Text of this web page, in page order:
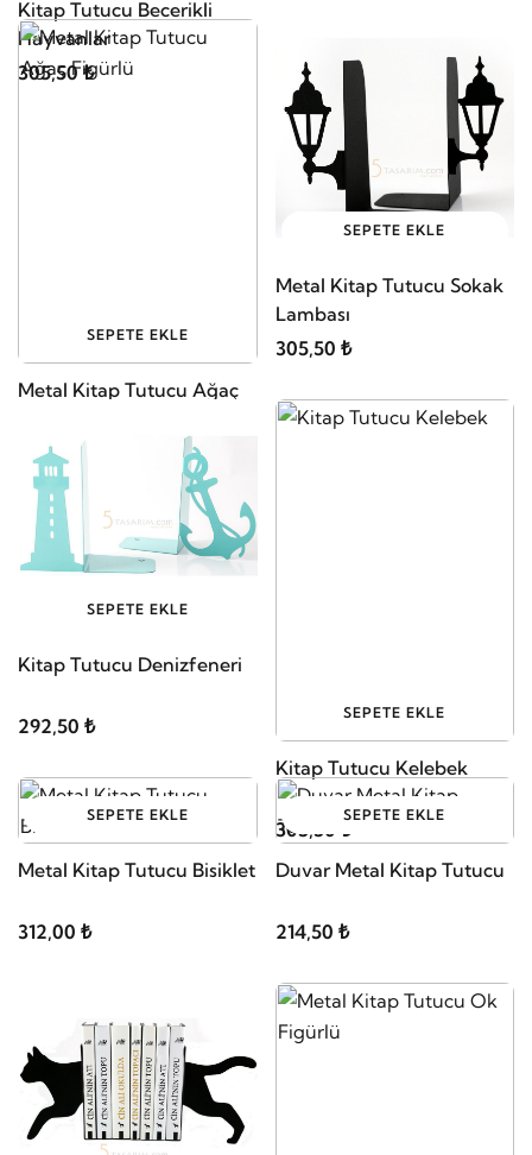
Kitap Tutucu Becerikli
Hayvanlar
305,50 ₺
SEPETE EKLE
Metal Kitap Tutucu Ağaç
273,00 ₺
SEPETE EKLE
Metal Kitap Tutucu Sokak
Lambası
305,50 ₺
SEPETE EKLE
Kitap Tutucu Denizfeneri
292,50 ₺
SEPETE EKLE
Kitap Tutucu Kelebek
305,50 ₺
SEPETE EKLE
Metal Kitap Tutucu Bisiklet
312,00 ₺
SEPETE EKLE
Duvar Metal Kitap Tutucu
214,50 ₺